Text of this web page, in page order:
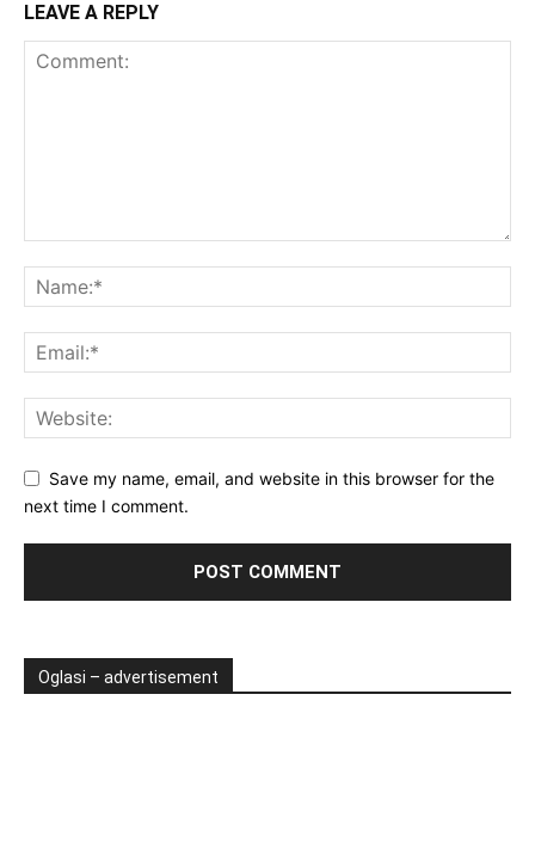
LEAVE A REPLY
Save my name, email, and website in this browser for the
next time I comment.
Oglasi – advertisement